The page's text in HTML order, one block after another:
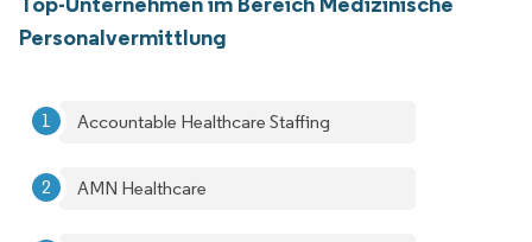
Personalvermittlung
Accountable Healthcare Staffing
AMN Healthcare